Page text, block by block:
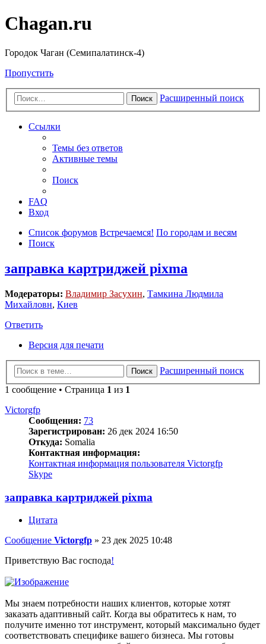
Chagan.ru
Городок Чаган (Семипалатинск-4)
Пропустить
Поиск Расширенный поиск
Ссылки
Темы без ответов
Активные темы
Поиск
FAQ
Вход
Список форумов Встречаемся! По городам и весям
Поиск
заправка картриджей pixma
Модераторы: Владимир Засухин, Тамкина Людмила
Михайловн, Киев
Ответить
Версия для печати
Поиск
Расширенный поиск
1 сообщение • Страница 1 из 1
Victorgfp
Сообщения: 73
Зарегистрирован: 26 дек 2024 16:50
Откуда: Somalia
Контактная информация:
Контактная информация пользователя Victorgfp
Skype
заправка картриджей pixma
Цитата
Сообщение Victorgfp » 23 дек 2025 10:48
Приветствую Вас господа!
Мы знаем потребности наших клиентов, которые хотят
заказать адаптивный сайт. Когда вы обратитесь к нам, то
получите именно тот инструмент, который максимально будет
соответствовать специфике вашего бизнеса. Мы готовы